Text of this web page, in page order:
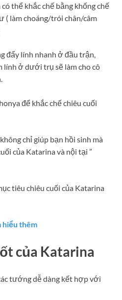
thể khắc chế bằng khống chế
( làm choáng/trói chân/câm
đẩy lính nhanh ở đầu trận,
lính ở dưới trụ sẽ làm cho cô
để khắc chế chiêu cuối
chỉ giúp bạn hồi sinh mà
của Katarina và nội tại ”
tiêu chiêu cuối của Katarina
hiểu thêm
của Katarina
tướng dễ dàng kết hợp với